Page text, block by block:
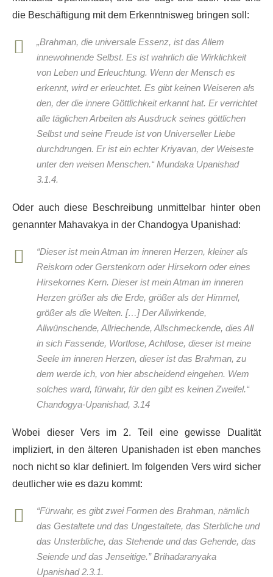
die Beschäftigung mit dem Erkenntnisweg bringen soll:
„Brahman, die universale Essenz, ist das Allem
innewohnende Selbst. Es ist wahrlich die Wirklichkeit
von Leben und Erleuchtung. Wenn der Mensch es
erkennt, wird er erleuchtet. Es gibt keinen Weiseren als
den, der die innere Göttlichkeit erkannt hat. Er verrichtet
alle täglichen Arbeiten als Ausdruck seines göttlichen
Selbst und seine Freude ist von Universeller Liebe
durchdrungen. Er ist ein echter Kriyavan, der Weiseste
unter den weisen Menschen.“ Mundaka Upanishad
3.1.4.
Oder auch diese Beschreibung unmittelbar hinter oben
genannter Mahavakya in der Chandogya Upanishad:
“Dieser ist mein Atman im inneren Herzen, kleiner als
Reiskorn oder Gerstenkorn oder Hirsekorn oder eines
Hirsekornes Kern. Dieser ist mein Atman im inneren
Herzen größer als die Erde, größer als der Himmel,
größer als die Welten. […] Der Allwirkende,
Allwünschende, Allriechende, Allschmeckende, dies All
in sich Fassende, Wortlose, Achtlose, dieser ist meine
Seele im inneren Herzen, dieser ist das Brahman, zu
dem werde ich, von hier abscheidend eingehen. Wem
solches ward, fürwahr, für den gibt es keinen Zweifel.“
Chandogya-Upanishad, 3.14
Wobei dieser Vers im 2. Teil eine gewisse Dualität
impliziert, in den älteren Upanishaden ist eben manches
noch nicht so klar definiert. Im folgenden Vers wird sicher
deutlicher wie es dazu kommt:
“Fürwahr, es gibt zwei Formen des Brahman, nämlich
das Gestaltete und das Ungestaltete, das Sterbliche und
das Unsterbliche, das Stehende und das Gehende, das
Seiende und das Jenseitige.” Brihadaranyaka
Upanishad 2.3.1.